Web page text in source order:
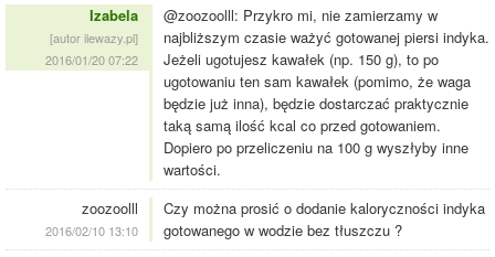
Izabela
[autor ilewazy.pl]
2016/01/20 07:22
@zoozoolll: Przykro mi, nie zamierzamy w
najbliższym czasie ważyć gotowanej piersi indyka.
Jeżeli ugotujesz kawałek (np. 150 g), to po
ugotowaniu ten sam kawałek (pomimo, że waga
będzie już inna), będzie dostarczać praktycznie
taką samą ilość kcal co przed gotowaniem.
Dopiero po przeliczeniu na 100 g wyszłyby inne
wartości.
zoozoolll
2016/02/10 13:10
Czy można prosić o dodanie kaloryczności indyka
gotowanego w wodzie bez tłuszczu ?